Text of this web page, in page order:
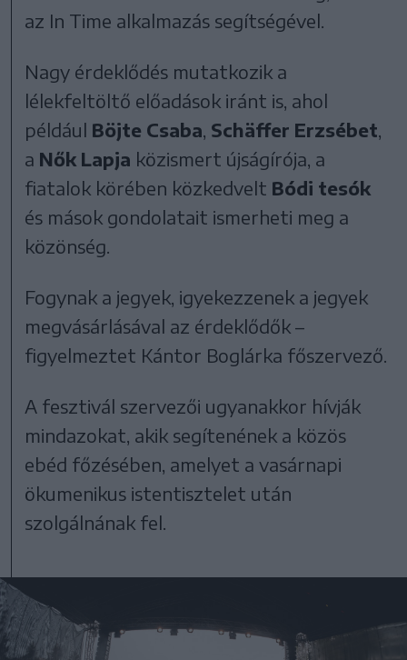
az In Time alkalmazás segítségével.
Nagy érdeklődés mutatkozik a
lélekfeltöltő előadások iránt is, ahol
például Böjte Csaba Schäffer Erzsébet
a Nők Lapja közismert újságírója, a
fiatalok körében közkedvelt Bódi tesók
és mások gondolatait ismerheti meg a
közönség.
Fogynak a jegyek, igyekezzenek a jegyek
megvásárlásával az érdeklődők –
figyelmeztet Kántor Boglárka főszervező.
A fesztivál szervezői ugyanakkor hívják
mindazokat, akik segítenének a közös
ebéd főzésében, amelyet a vasárnapi
ökumenikus istentisztelet után
szolgálnának fel.